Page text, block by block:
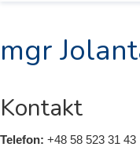
mgr
Kontakt
Telefon: +48 58 523 31 43